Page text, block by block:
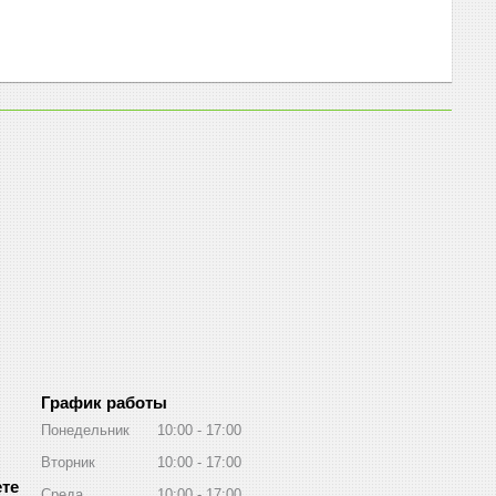
График работы
Понедельник 10:00
17:00
Вторник
10:00
17:00